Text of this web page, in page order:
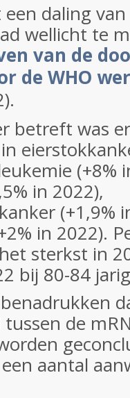
daling
wellicht te
van de
de WHO
betreft was
(+8%
in 2022),
(+1,9%
in 2022).
sterkst in
bij 80-84
de
aantal